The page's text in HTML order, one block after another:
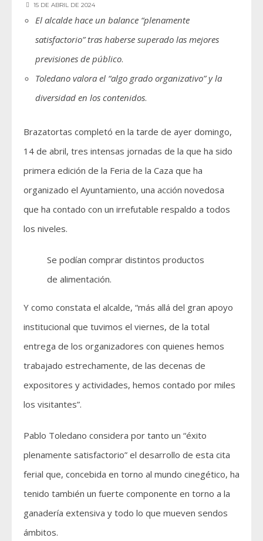
15 DE ABRIL DE 2024
El alcalde hace un balance “plenamente
satisfactorio” tras haberse superado las mejores
previsiones de público.
Toledano valora el “algo grado organizativo” y la
diversidad en los contenidos.
Brazatortas completó en la tarde de ayer domingo,
14 de abril, tres intensas jornadas de la que ha sido
primera edición de la Feria de la Caza que ha
organizado el Ayuntamiento, una acción novedosa
que ha contado con un irrefutable respaldo a todos
los niveles.
Se podían comprar distintos productos
de alimentación.
Y como constata el alcalde, “más allá del gran apoyo
institucional que tuvimos el viernes, de la total
entrega de los organizadores con quienes hemos
trabajado estrechamente, de las decenas de
expositores y actividades, hemos contado por miles
los visitantes”.
Pablo Toledano considera por tanto un “éxito
plenamente satisfactorio” el desarrollo de esta cita
ferial que, concebida en torno al mundo cinegético, ha
tenido también un fuerte componente en torno a la
ganadería extensiva y todo lo que mueven sendos
ámbitos.